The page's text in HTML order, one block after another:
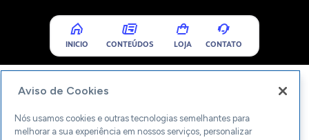
INICIO CONTEÚDOS LOJA CONTATO
Aviso de Cookies
Nós usamos cookies e outras tecnologias semelhantes para
melhorar a sua experiência em nossos serviços, personalizar